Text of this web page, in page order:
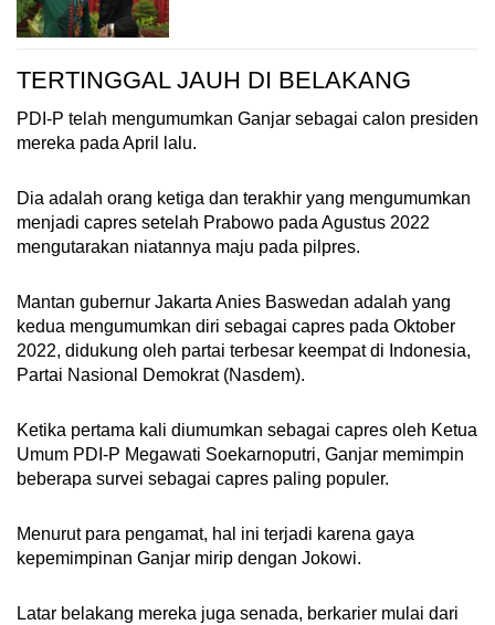
TERTINGGAL JAUH DI BELAKANG
PDI-P telah mengumumkan Ganjar sebagai calon presiden
mereka pada April lalu.
Dia adalah orang ketiga dan terakhir yang mengumumkan
menjadi capres setelah Prabowo pada Agustus 2022
mengutarakan niatannya maju pada pilpres.
Mantan gubernur Jakarta Anies Baswedan adalah yang
kedua mengumumkan diri sebagai capres pada Oktober
2022, didukung oleh partai terbesar keempat di Indonesia,
Partai Nasional Demokrat (Nasdem).
Ketika pertama kali diumumkan sebagai capres oleh Ketua
Umum PDI-P Megawati Soekarnoputri, Ganjar memimpin
beberapa survei sebagai capres paling populer.
Menurut para pengamat, hal ini terjadi karena gaya
kepemimpinan Ganjar mirip dengan Jokowi.
Latar belakang mereka juga senada, berkarier mulai dari